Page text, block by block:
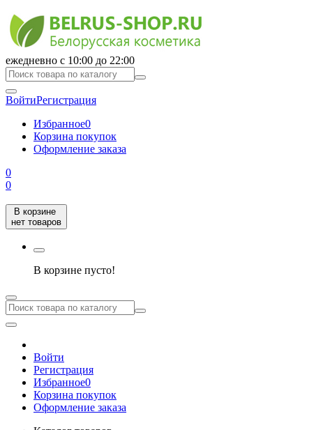
ежедневно с 10:00 до 22:00
ВойтиРегистрация
Избранное0
Корзина покупок
Оформление заказа
0
0
В корзине
нет товаров
В корзине пусто!
Войти
Регистрация
Избранное0
Корзина покупок
Оформление заказа